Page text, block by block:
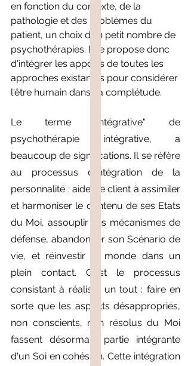
en fonction du contexte, de la
pathologie et des problèmes du
patient, un choix d’un petit nombre de
psychothérapies. Elle propose donc
d'intégrer les apports de toutes les
approches existantes pour considérer
l'être humain dans sa complétude.
Le terme "intégrative" de
psychothérapie intégrative, a
beaucoup de significations. Il se réfère
au processus d'intégration de la
personnalité : aider le client à assimiler
et harmoniser le contenu de ses Etats
du Moi, assouplir ses mécanismes de
défense, abandonner son Scénario de
vie, et réinvestir le monde dans un
plein contact. C'est le processus
consistant à réaliser un tout : faire en
sorte que les aspects désappropriés,
non conscients, non résolus du Moi
fassent désormais partie intégrante
d'un Soi en cohésion. Cette intégration